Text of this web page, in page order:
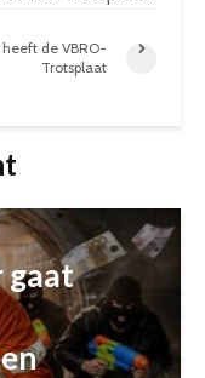
heeft de VBRO-
Trotsplaat
gaat